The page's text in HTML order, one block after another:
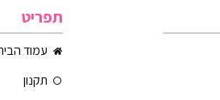
תפריט
עמוד
תקנון